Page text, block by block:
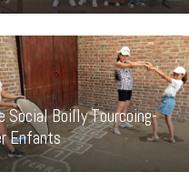
Social Boilly Tourcoing-
Enfants